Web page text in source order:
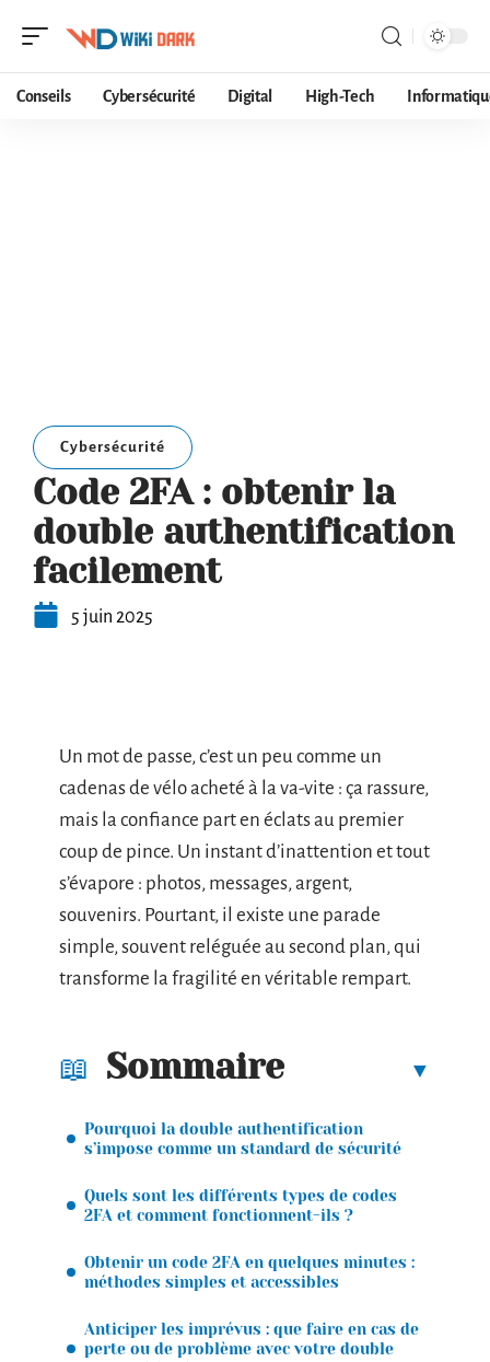
Conseils Cybersécurité Digital High-Tech
Cybersécurité
Code 2FA : obtenir la
double authentification
facilement
5 juin 2025
Un mot de passe, c’est un peu comme un
cadenas de vélo acheté à la va-vite : ça rassure,
mais la confiance part en éclats au premier
coup de pince. Un instant d’inattention et tout
s’évapore : photos, messages, argent,
souvenirs. Pourtant, il existe une parade
simple, souvent reléguée au second plan, qui
transforme la fragilité en véritable rempart.
Sommaire
Pourquoi la double authentification
s’impose comme un standard de sécurité
Quels sont les différents types de codes
2FA et comment fonctionnent-ils ?
Obtenir un code 2FA en quelques minutes :
méthodes simples et accessibles
Anticiper les imprévus : que faire en cas de
perte ou de problème avec votre double